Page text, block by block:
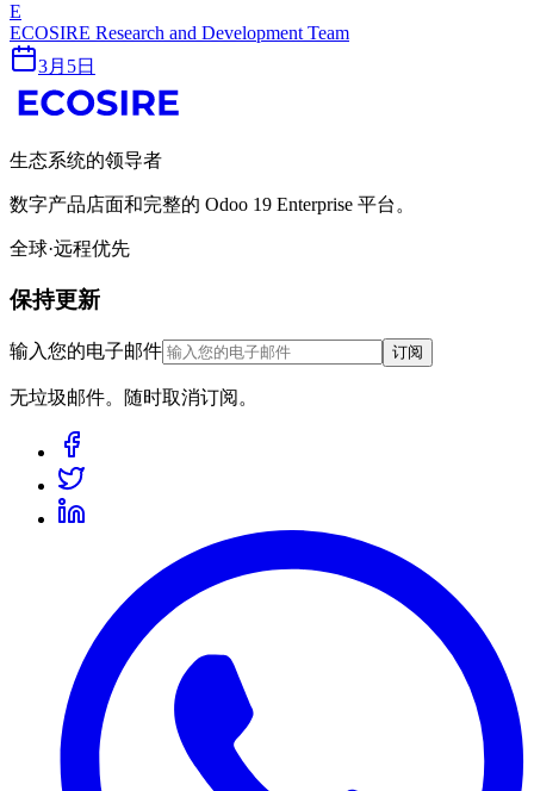
E
ECOSIRE Research and Development Team
3月5日
生态系统的领导者
数字产品店面和完整的 Odoo 19 Enterprise 平台。
全球·远程优先
保持更新
输入您的电子邮件 订阅
无垃圾邮件。随时取消订阅。